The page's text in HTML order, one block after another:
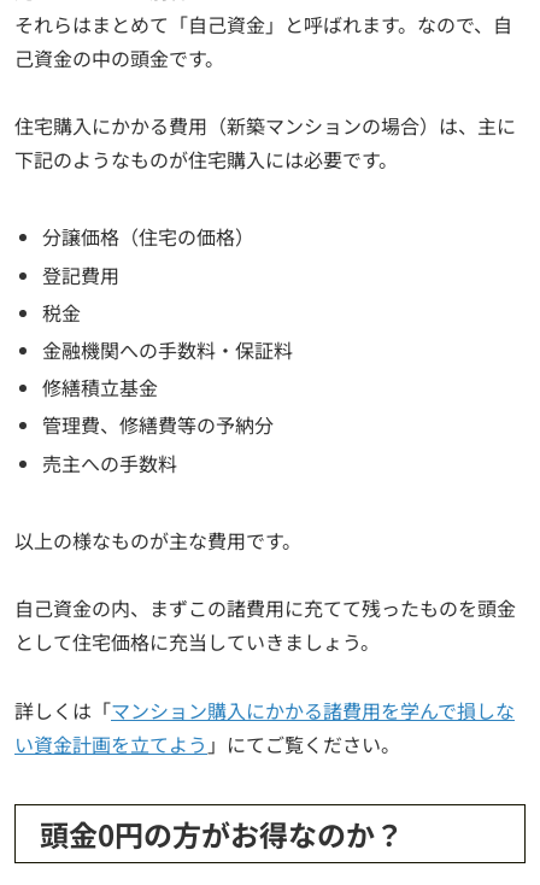
それらはまとめて「自己資金」と呼ばれます。なので、自
己資金の中の頭金です。
住宅購入にかかる費用（新築マンションの場合）は、主に
下記のようなものが住宅購入には必要です。
分譲価格（住宅の価格）
登記費用
税金
金融機関への手数料・保証料
修繕積立基金
管理費、修繕費等の予納分
売主への手数料
以上の様なものが主な費用です。
自己資金の内、まずこの諸費用に充てて残ったものを頭金
として住宅価格に充当していきましょう。
詳しくは「マンション購入にかかる諸費用を学んで損しな
い資金計画を立てよう 」にてご覧ください。
頭金0円の方がお得なのか？